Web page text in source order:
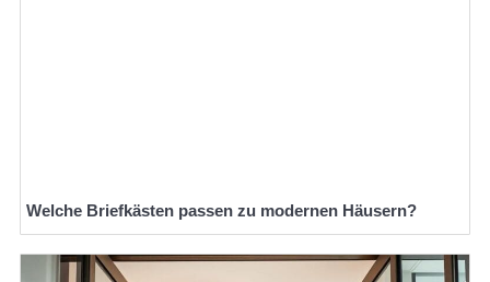
Welche Briefkästen passen zu modernen Häusern?